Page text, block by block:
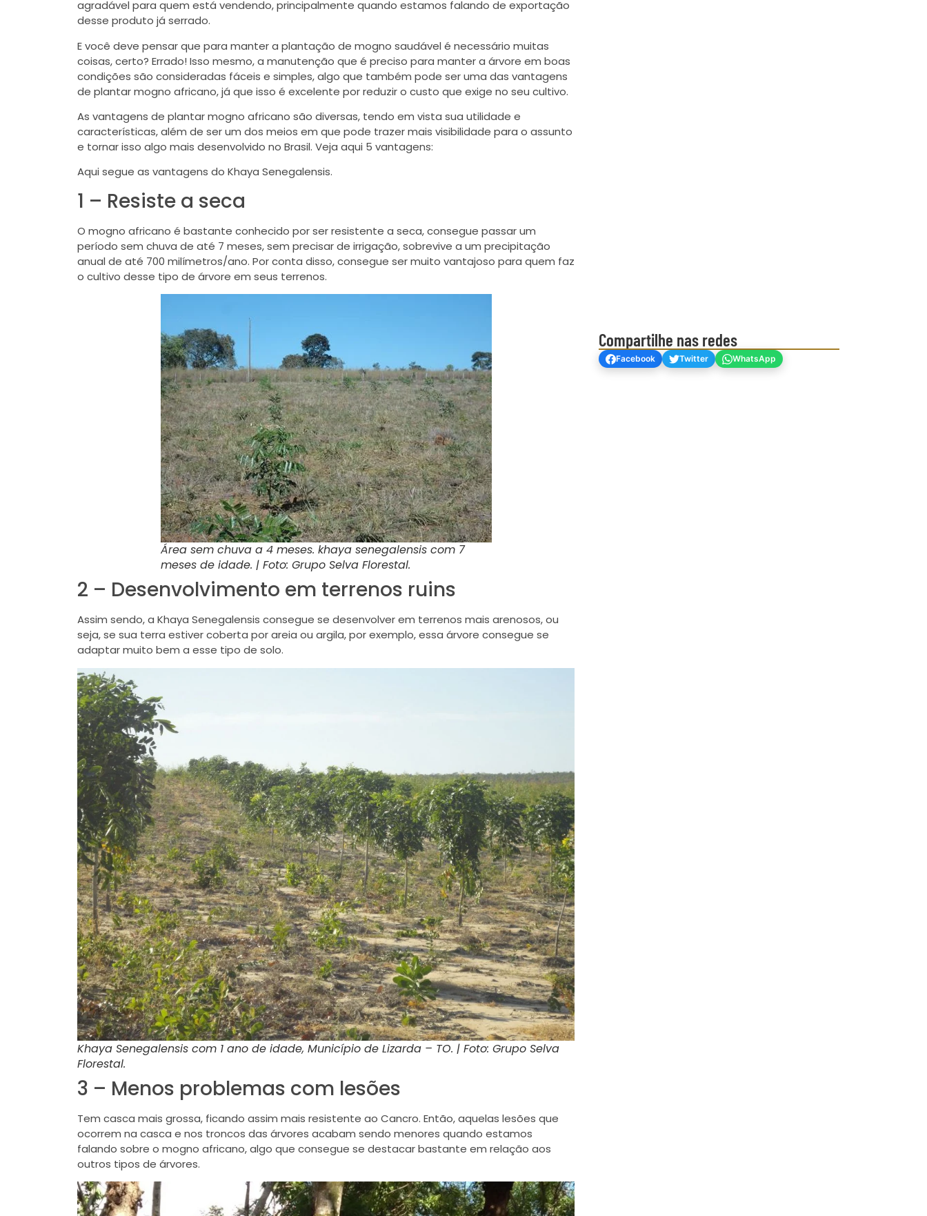
agradável para quem está vendendo, principalmente quando estamos falando de exportação
desse produto já serrado.
E você deve pensar que para manter a plantação de mogno saudável é necessário muitas
coisas, certo? Errado! Isso mesmo, a manutenção que é preciso para manter a árvore em boas
condições são consideradas fáceis e simples, algo que também pode ser uma das vantagens
de plantar mogno africano, já que isso é excelente por reduzir o custo que exige no seu cultivo.
As vantagens de plantar mogno africano são diversas, tendo em vista sua utilidade e
características, além de ser um dos meios em que pode trazer mais visibilidade para o assunto
e tornar isso algo mais desenvolvido no Brasil. Veja aqui 5 vantagens:
Aqui segue as vantagens do Khaya Senegalensis.
1 – Resiste a seca
O mogno africano é bastante conhecido por ser resistente a seca, consegue passar um
período sem chuva de até 7 meses, sem precisar de irrigação, sobrevive a um precipitação
anual de até 700 milímetros/ano. Por conta disso, consegue ser muito vantajoso para quem faz
o cultivo desse tipo de árvore em seus terrenos.
Área sem chuva a 4 meses. khaya senegalensis com 7
meses de idade. | Foto: Grupo Selva Florestal.
2 – Desenvolvimento em terrenos ruins
Assim sendo, a Khaya Senegalensis consegue se desenvolver em terrenos mais arenosos, ou
seja, se sua terra estiver coberta por areia ou argila, por exemplo, essa árvore consegue se
adaptar muito bem a esse tipo de solo.
Khaya Senegalensis com 1 ano de idade, Município de Lizarda – TO. | Foto: Grupo Selva
Florestal.
3 – Menos problemas com lesões
Tem casca mais grossa, ficando assim mais resistente ao Cancro. Então, aquelas lesões que
ocorrem na casca e nos troncos das árvores acabam sendo menores quando estamos
falando sobre o mogno africano, algo que consegue se destacar bastante em relação aos
outros tipos de árvores.
Compartilhe nas redes
Facebook Twitter WhatsApp